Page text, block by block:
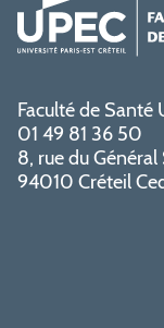
Faculté de Santé
01 49 81 36 50
8, rue du Général
94010 Créteil